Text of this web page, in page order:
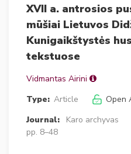
XVII a. antrosios
mūšiai Lietuvos
Kunigaikštystės
tekstuose
Vidmantas Airini
Type: Article
Open
Journal:
Karo archyvas
pp. 8–48